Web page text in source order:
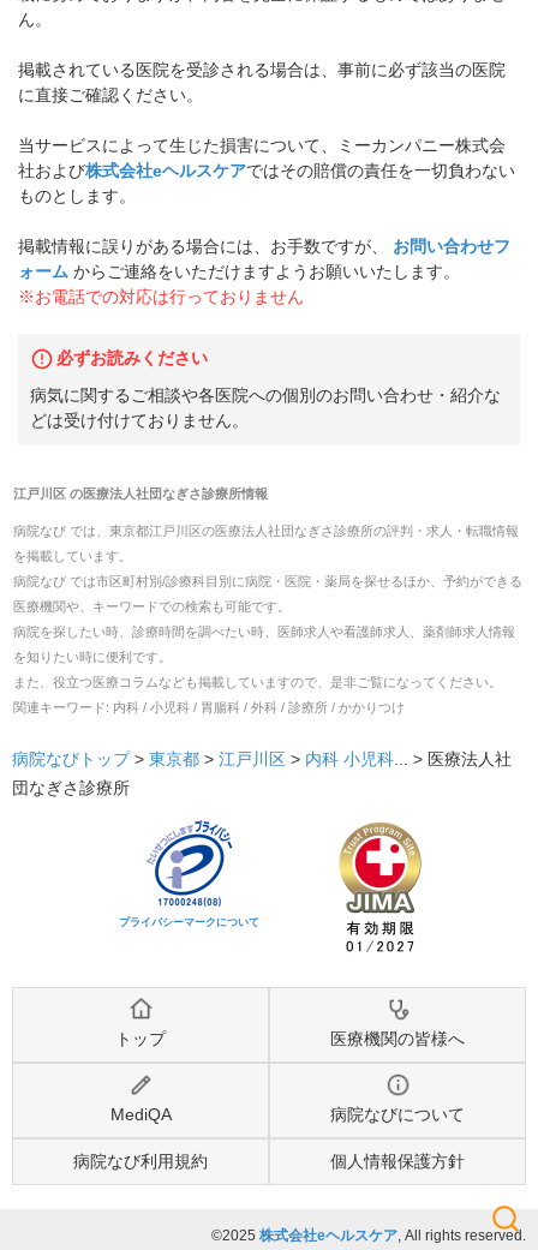
検索
ん。
掲載されている医院を受診される場合は、事前に必ず該当の医院
に直接ご確認ください。
当サービスによって生じた損害について、ミーカンパニー株式会
社および株式会社eヘルスケアではその賠償の責任を一切負わない
ものとします。
掲載情報に誤りがある場合には、お手数ですが、
お問い合わせフ
ォーム からご連絡をいただけますようお願いいたします。
※お電話での対応は行っておりません
必ずお読みください
病気に関するご相談や各医院への個別のお問い合わせ・紹介な
どは受け付けておりません。
江戸川区の医療法人社団なぎさ診療所情報
病院なび では、 東京都江戸川区の医療法人社団なぎさ診療所の評判・求人・転職情報
を掲載しています。
病院なび では市区町村別/診療科目別に病院・医院・薬局を探せるほか、予約ができる
医療機関や、キーワードでの検索も可能です。
病院を探したい時、診療時間を調べたい時、医師求人や看護師求人、薬剤師求人情報
を知りたい時に便利です。
また、役立つ医療コラムなども掲載していますので、是非ご覧になってください。
関連キーワード: 内科 / 小児科 / 胃腸科 / 外科 / 診療所 / かかりつけ
病院なびトップ > 東京都 > 江戸川区 > 内科 小児科... > 医療法人社
団なぎさ診療所
プライバシーマークについて
トップ 医療機関の皆様へ
MediQA 病院なびについて
病院なび利用規約 個人情報保護方針
©2025 株式会社eヘルスケア, All rights reserved.